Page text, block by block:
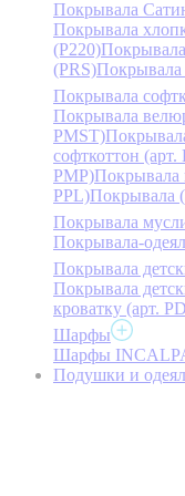
Покрывала
Покрывала
(P220)
(PRS)Покрывала
Покрывала
Покрывала
PMST)
софткоттон (арт.
PMP)Покрывала
PPL)Покрывала
Покрывала
Покрывала-
Покрывала
Покрывала
кроватку (арт.
Шарфы
Шарфы
Подушки и